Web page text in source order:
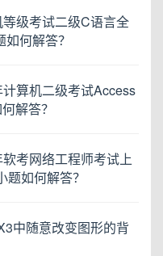
级考试二级C语言全
何解答？
算机二级考试Access
解答？
考网络工程师考试上
如何解答？
中随意改变图形的背